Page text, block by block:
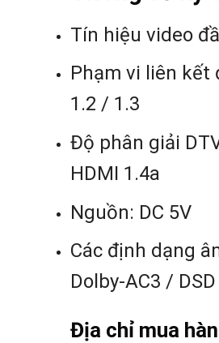
Tín hiệu video
Phạm vi liên kết
1.2 / 1.3
Độ phân giải
HDMI 1.4a
Nguồn: DC 5V
Các định dạng
Dolby-AC3 / DSD
Địa chỉ mua